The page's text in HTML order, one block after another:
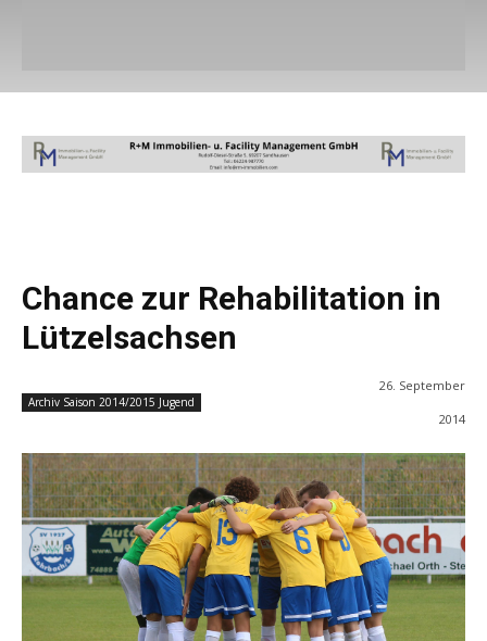
Chance zur Rehabilitation in
Lützelsachsen
Archiv Saison 2014/2015 Jugend
26. September
2014